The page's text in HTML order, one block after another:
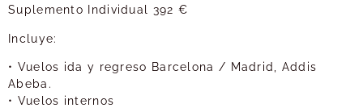
Suplemento Individual 392 €
Incluye:
• Vuelos ida y regreso Barcelona / Madrid, Addis
Abeba.
• Vuelos internos